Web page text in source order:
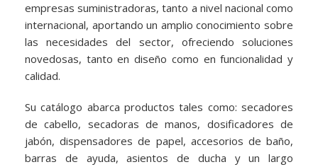
empresas suministradoras, tanto a nivel nacional como
internacional, aportando un amplio conocimiento sobre
las necesidades del sector, ofreciendo soluciones
novedosas, tanto en diseño como en funcionalidad y
calidad.
Su catálogo abarca productos tales como: secadores
de cabello, secadoras de manos, dosificadores de
jabón, dispensadores de papel, accesorios de baño,
barras de ayuda, asientos de ducha y un largo